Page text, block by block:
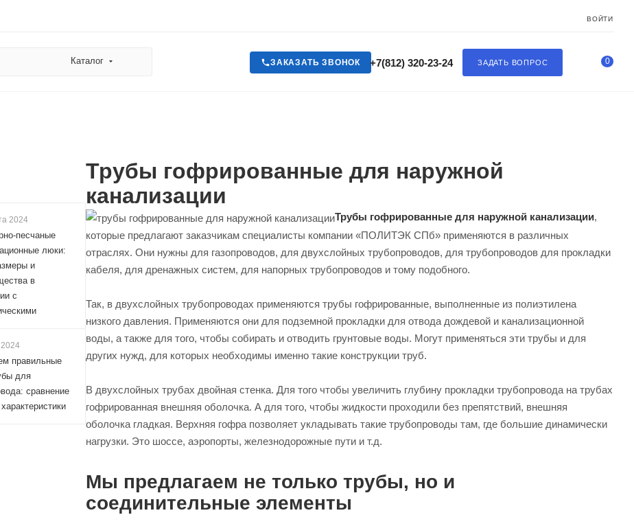
ВОЙТИ
Каталог ЗАДАТЬ ВОПРОС
+7(812) 320-23-24
ЗАКАЗАТЬ ЗВОНОК 0
Трубы гофрированные для наружной
канализации
Трубы гофрированные для наружной канализации,
которые предлагают заказчикам специалисты компании «ПОЛИТЭК СПб» применяются в различных
отраслях. Они нужны для газопроводов, для двухслойных трубопроводов, для трубопроводов для прокладки
кабеля, для дренажных систем, для напорных трубопроводов и тому подобного.
Так, в двухслойных трубопроводах применяются трубы гофрированные, выполненные из полиэтилена
низкого давления. Применяются они для подземной прокладки для отвода дождевой и канализационной
воды, а также для того, чтобы собирать и отводить грунтовые воды. Могут применяться эти трубы и для
других нужд, для которых необходимы именно такие конструкции труб.
В двухслойных трубах двойная стенка. Для того чтобы увеличить глубину прокладки трубопровода на трубах
гофрированная внешняя оболочка. А для того, чтобы жидкости проходили без препятствий, внешняя
оболочка гладкая. Верхняя гофра позволяет укладывать такие трубопроводы там, где большие динамически
нагрузки. Это шоссе, аэропорты, железнодорожные пути и т.д.
Мы предлагаем не только трубы, но и
соединительные элементы
2024
песчаные
люки:
и
в
с
правильные
для
сравнение